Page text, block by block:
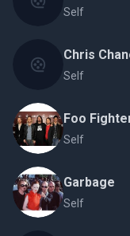
Self
Chris
Self
Foo
Self
Garbage
Self